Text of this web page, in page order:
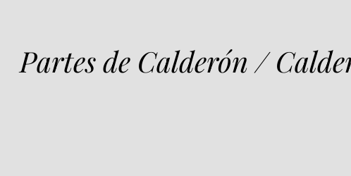
Partes de Calderón /